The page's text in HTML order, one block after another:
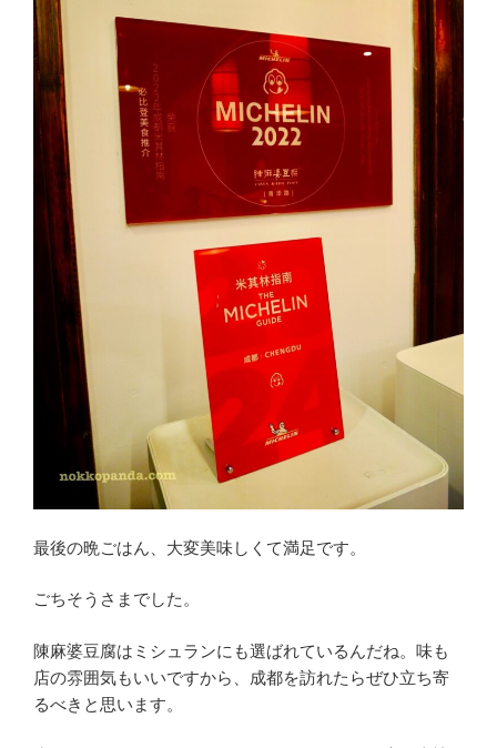
最後の晩ごはん、大変美味しくて満足です。
ごちそうさまでした。
陳麻婆豆腐はミシュランにも選ばれているんだね。味も
店の雰囲気もいいですから、成都を訪れたらぜひ立ち寄
るべきと思います。